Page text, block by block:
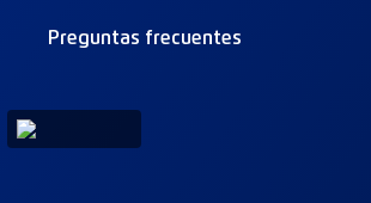
Preguntas frecuentes